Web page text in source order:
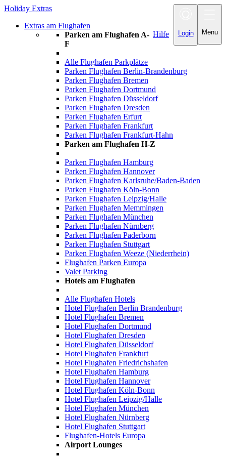
Menu
Login
Hilfe
Holiday Extras
Extras am Flughafen
Parken am Flughafen A-
F
Alle Flughafen Parkplätze
Parken Flughafen Berlin-Brandenburg
Parken Flughafen Bremen
Parken Flughafen Dortmund
Parken Flughafen Düsseldorf
Parken Flughafen Dresden
Parken Flughafen Erfurt
Parken Flughafen Frankfurt
Parken Flughafen Frankfurt-Hahn
Parken am Flughafen H-Z
Parken Flughafen Hamburg
Parken Flughafen Hannover
Parken Flughafen Karlsruhe/Baden-Baden
Parken Flughafen Köln-Bonn
Parken Flughafen Leipzig/Halle
Parken Flughafen Memmingen
Parken Flughafen München
Parken Flughafen Nürnberg
Parken Flughafen Paderborn
Parken Flughafen Stuttgart
Parken Flughafen Weeze (Niederrhein)
Flughafen Parken Europa
Valet Parking
Hotels am Flughafen
Alle Flughafen Hotels
Hotel Flughafen Berlin Brandenburg
Hotel Flughafen Bremen
Hotel Flughafen Dortmund
Hotel Flughafen Dresden
Hotel Flughafen Düsseldorf
Hotel Flughafen Frankfurt
Hotel Flughafen Friedrichshafen
Hotel Flughafen Hamburg
Hotel Flughafen Hannover
Hotel Flughafen Köln-Bonn
Hotel Flughafen Leipzig/Halle
Hotel Flughafen München
Hotel Flughafen Nürnberg
Hotel Flughafen Stuttgart
Flughafen-Hotels Europa
Airport Lounges